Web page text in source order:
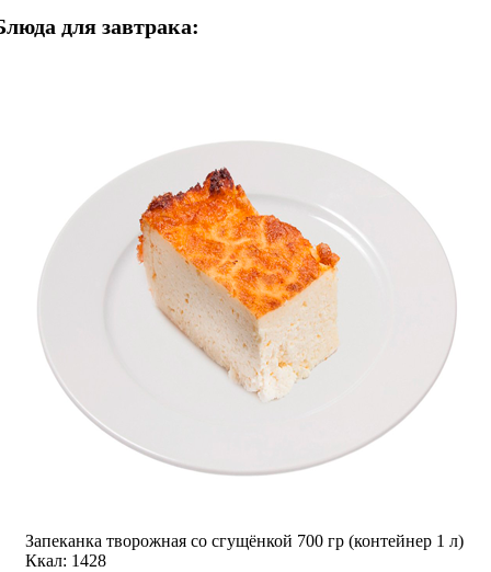
для завтрака:
Запеканка творожная со сгущёнкой 700 гр (контейнер 1 л)
Ккал: 1428